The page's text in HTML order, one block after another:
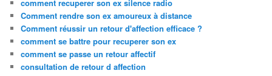
comment recuperer son ex silence radio
Comment rendre son ex amoureux à distance
Comment réussir un retour d'affection efficace ?
comment se battre pour recuperer son ex
comment se passe un retour affectif
consultation de retour d affection